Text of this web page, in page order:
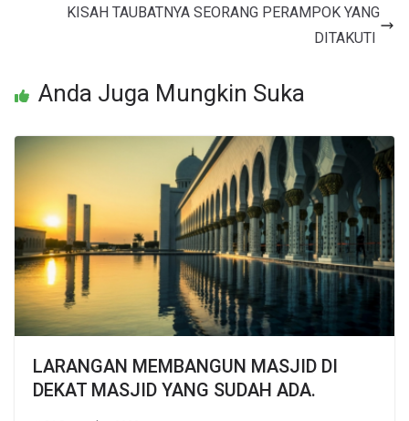
KISAH TAUBATNYA SEORANG PERAMPOK YANG
DITAKUTI
Anda Juga Mungkin Suka
LARANGAN MEMBANGUN MASJID DI
DEKAT MASJID YANG SUDAH ADA.